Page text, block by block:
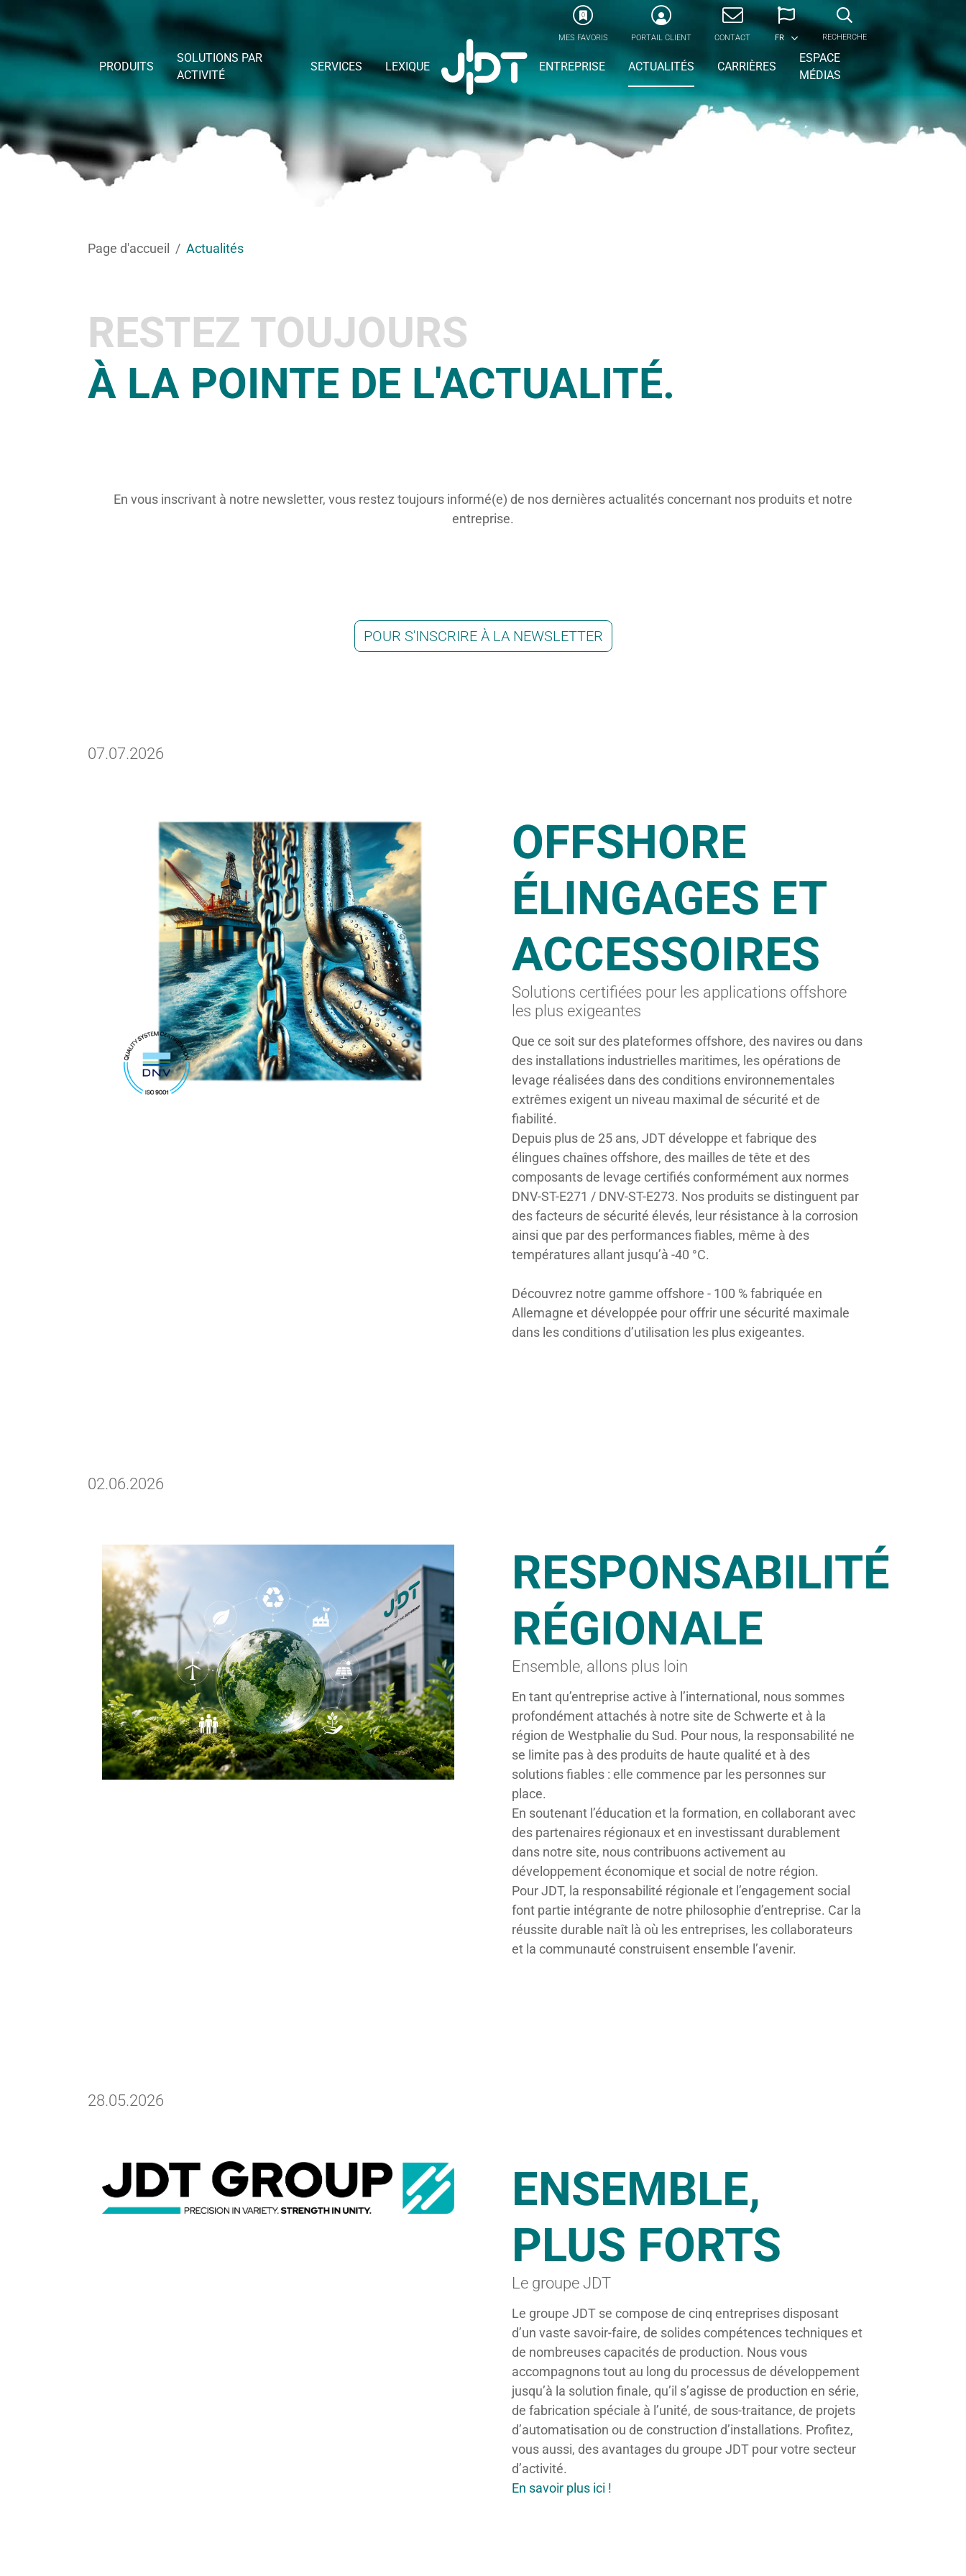
Skip to main content 0
MES FAVORIS PORTAIL CLIENT CONTACT FR RECHERCHE
PRODUITS
SOLUTIONS PAR
ACTIVITÉ
SERVICES LEXIQUE ENTREPRISE ACTUALITÉS(CURRENT)
CARRIÈRES
ESPACE
MÉDIAS
Page d'accueil Actualités
RESTEZ TOUJOURS
À LA POINTE DE L'ACTUALITÉ.
En vous inscrivant à notre newsletter, vous restez toujours informé(e) de nos dernières actualités concernant nos produits et notre
entreprise.
POUR S'INSCRIRE À LA NEWSLETTER
07.07.2026
OFFSHORE
ÉLINGAGES ET
ACCESSOIRES
Solutions certifiées pour les applications offshore
les plus exigeantes
Que ce soit sur des plateformes offshore, des navires ou dans
des installations industrielles maritimes, les opérations de
levage réalisées dans des conditions environnementales
extrêmes exigent un niveau maximal de sécurité et de
fiabilité.
Depuis plus de 25 ans, JDT développe et fabrique des
élingues chaînes offshore, des mailles de tête et des
composants de levage certifiés conformément aux normes
DNV-ST-E271 / DNV-ST-E273. Nos produits se distinguent par
des facteurs de sécurité élevés, leur résistance à la corrosion
ainsi que par des performances fiables, même à des
températures allant jusqu’à -40 °C.
Découvrez notre gamme offshore - 100 % fabriquée en
Allemagne et développée pour offrir une sécurité maximale
dans les conditions d’utilisation les plus exigeantes.
02.06.2026
RESPONSABILITÉ
RÉGIONALE
Ensemble, allons plus loin
En tant qu’entreprise active à l’international, nous sommes
profondément attachés à notre site de Schwerte et à la
région de Westphalie du Sud. Pour nous, la responsabilité ne
se limite pas à des produits de haute qualité et à des
solutions fiables : elle commence par les personnes sur
place.
En soutenant l’éducation et la formation, en collaborant avec
des partenaires régionaux et en investissant durablement
dans notre site, nous contribuons activement au
développement économique et social de notre région.
Pour JDT, la responsabilité régionale et l’engagement social
font partie intégrante de notre philosophie d’entreprise. Car la
réussite durable naît là où les entreprises, les collaborateurs
et la communauté construisent ensemble l’avenir.
28.05.2026
ENSEMBLE,
PLUS FORTS
Le groupe JDT
Le groupe JDT se compose de cinq entreprises disposant
d’un vaste savoir-faire, de solides compétences techniques et
de nombreuses capacités de production. Nous vous
accompagnons tout au long du processus de développement
jusqu’à la solution finale, qu’il s’agisse de production en série,
de fabrication spéciale à l’unité, de sous-traitance, de projets
d’automatisation ou de construction d’installations. Profitez,
vous aussi, des avantages du groupe JDT pour votre secteur
d’activité.
En savoir plus ici !